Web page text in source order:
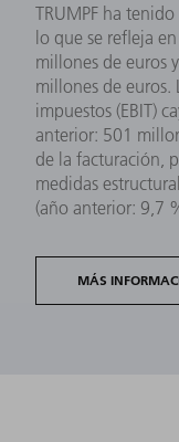
TRUMPF ha
lo que se refleja
millones de euros
millones de euros.
impuestos (EBIT)
anterior: 501
de la facturación,
medidas
(año anterior: 9,7
MÁS